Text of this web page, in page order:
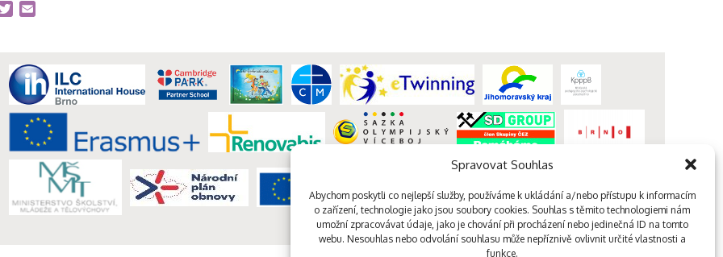
Spravovat Souhlas
Abychom poskytli co nejlepší služby, používáme k ukládání a/nebo přístupu k informacím
o zařízení, technologie jako jsou soubory cookies. Souhlas s těmito technologiemi nám
umožní zpracovávat údaje, jako je chování při procházení nebo jedinečná ID na tomto
webu. Nesouhlas nebo odvolání souhlasu může nepříznivě ovlivnit určité vlastnosti a
funkce.
Twitter
webdesign kutululu